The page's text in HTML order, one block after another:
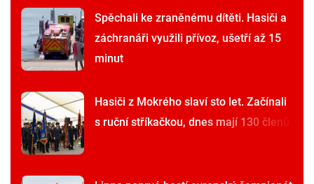
Spěchali ke zraněnému dítěti. Hasiči a
záchranáři využili přívoz, ušetří až 15
minut
Hasiči z Mokrého slaví sto let. Začínali
s ruční stříkačkou, dnes mají 130 členů